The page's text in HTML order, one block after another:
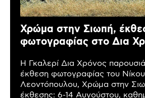
Χρώμα στην Σιωπή,
φωτογραφίας στο Δια
Η Γκαλερί Δια Χρόνος
έκθεση φωτογραφίας του Νίκου
Λεοντόπουλου, Χρώμα στην
έκθεσης: 6-14 Αυγούστου,